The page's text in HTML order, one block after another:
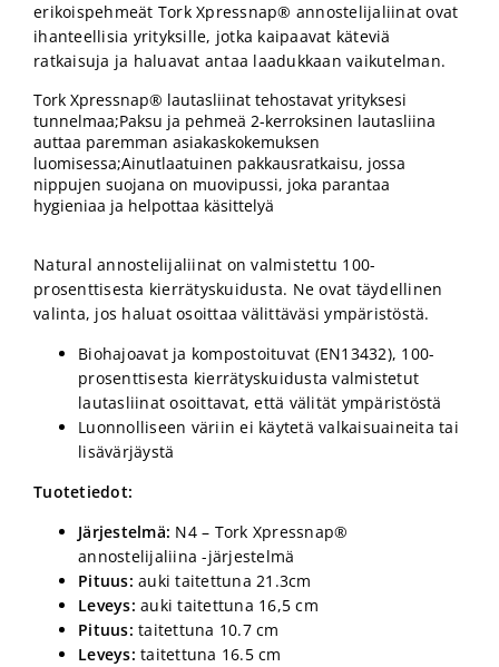
erikoispehmeät Tork Xpressnap® annostelijaliinat ovat
ihanteellisia yrityksille, jotka kaipaavat käteviä
ratkaisuja ja haluavat antaa laadukkaan vaikutelman.
Tork Xpressnap® lautasliinat tehostavat yrityksesi
tunnelmaa;Paksu ja pehmeä 2-kerroksinen lautasliina
auttaa paremman asiakaskokemuksen
luomisessa;Ainutlaatuinen pakkausratkaisu, jossa
nippujen suojana on muovipussi, joka parantaa
hygieniaa ja helpottaa käsittelyä
Natural annostelijaliinat on valmistettu 100-
prosenttisesta kierrätyskuidusta. Ne ovat täydellinen
valinta, jos haluat osoittaa välittäväsi ympäristöstä.
Biohajoavat ja kompostoituvat (EN13432), 100-
prosenttisesta kierrätyskuidusta valmistetut
lautasliinat osoittavat, että välität ympäristöstä
Luonnolliseen väriin ei käytetä valkaisuaineita tai
lisävärjäystä
Tuotetiedot:
Järjestelmä: N4 – Tork Xpressnap®
annostelijaliina -järjestelmä
Pituus: auki taitettuna 21.3cm
Leveys: auki taitettuna 16,5 cm
Pituus: taitettuna 10.7 cm
Leveys: taitettuna 16.5 cm